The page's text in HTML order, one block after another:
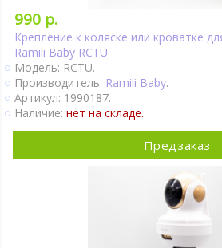
990 р.
Крепление к коляске или кроватке
Ramili Baby RCTU
Модель: RCTU.
Производитель: Ramili Baby.
Артикул: 1990187.
Наличие:нет на складе.
Предзаказ